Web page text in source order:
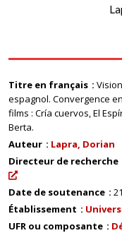
Titre en français
espagnol. Convergence
films : Cría cuervos, El
Berta.
Auteur
Lapra, Dorian
Directeur de recherche
Date de soutenance
Établissement
UFR ou composante